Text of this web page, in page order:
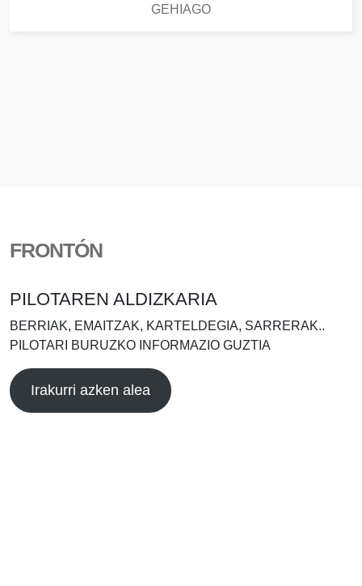
GEHIAGO
FRONTÓN
PILOTAREN ALDIZKARIA
BERRIAK, EMAITZAK, KARTELDEGIA, SARRERAK..
PILOTARI BURUZKO INFORMAZIO GUZTIA
Irakurri azken alea